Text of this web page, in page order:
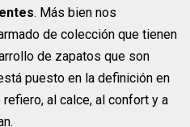
. Más bien nos
de colección que tienen
de zapatos que son
puesto en la definición en
al calce, al confort y a